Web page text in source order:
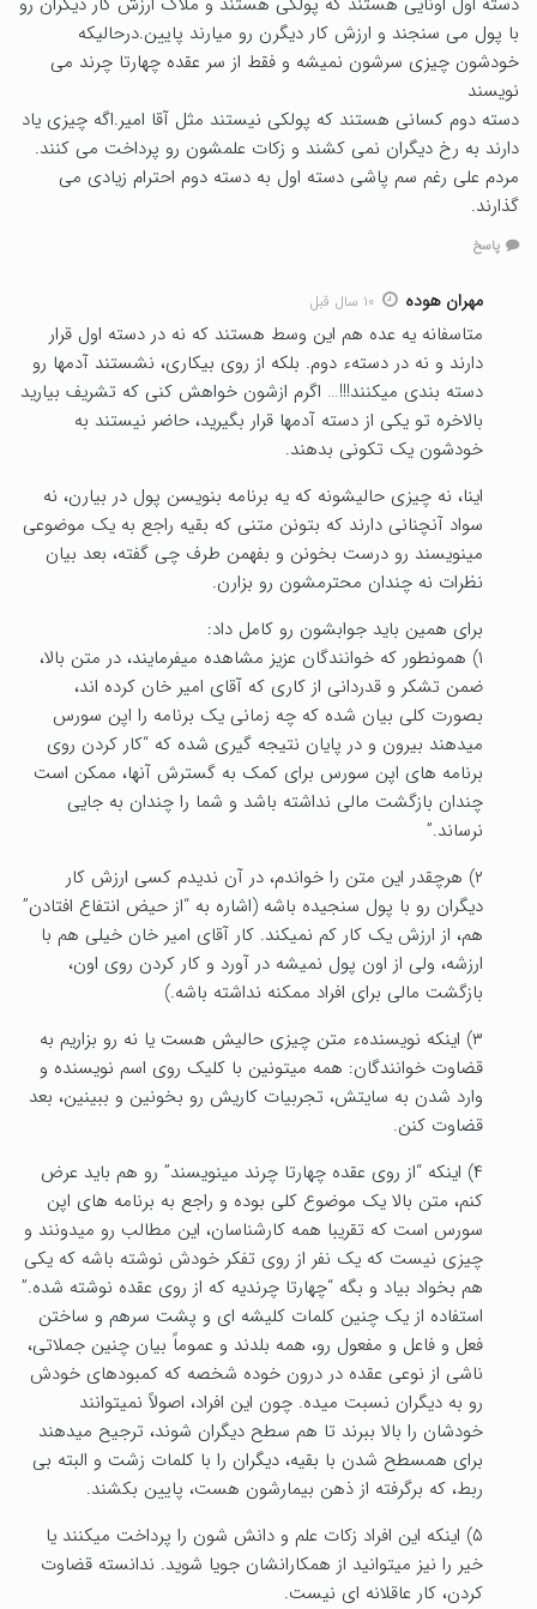
با پول می سنجند و ارزش کار دیگرن رو میارند پایین.درحالیکه
خودشون چیزی سرشون نمیشه و فقط از سر عقده چهارتا چرند می
نویسند
دسته دوم کسانی هستند که پولکی نیستند مثل آقا امیر.اگه چیزی یاد
دارند به رخ دیگران نمی کشند و زکات علمشون رو پرداخت می کنند.
مردم علی رغم سم پاشی دسته اول به دسته دوم احترام زیادی می
گذارند.
پاسخ
مهران هوده ۱۰ سال قبل
متاسفانه یه عده هم این وسط هستند که نه در دسته اول قرار
دارند و نه در دستهء دوم. بلکه از روی بیکاری، نشستند آدمها رو
دسته بندی میکنند!!!… اگرم ازشون خواهش کنی که تشریف بیارید
بالاخره تو یکی از دسته آدمها قرار بگیرید، حاضر نیستند به
خودشون یک تکونی بدهند.
اینا، نه چیزی حالیشونه که یه برنامه بنویسن پول در بیارن، نه
سواد آنچنانی دارند که بتونن متنی که بقیه راجع به یک موضوعی
مینویسند رو درست بخونن و بفهمن طرف چی گفته، بعد بیان
نظرات نه چندان محترمشون رو بزارن.
برای همین باید جوابشون رو کامل داد:
۱) همونطور که خوانندگان عزیز مشاهده میفرمایند، در متن بالا،
ضمن تشکر و قدردانی از کاری که آقای امیر خان کرده اند،
بصورت کلی بیان شده که چه زمانی یک برنامه را اپن سورس
میدهند بیرون و در پایان نتیجه گیری شده که “کار کردن روی
برنامه های اپن سورس برای کمک به گسترش آنها، ممکن است
چندان بازگشت مالی نداشته باشد و شما را چندان به جایی
نرساند.”
۲) هرچقدر این متن را خواندم، در آن ندیدم کسی ارزش کار
دیگران رو با پول سنجیده باشه (اشاره به “از حیض انتفاع افتادن”
هم، از ارزش یک کار کم نمیکند. کار آقای امیر خان خیلی هم با
ارزشه، ولی از اون پول نمیشه در آورد و کار کردن روی اون،
بازگشت مالی برای افراد ممکنه نداشته باشه.)
۳) اینکه نویسندهء متن چیزی حالیش هست یا نه رو بزاریم به
قضاوت خوانندگان: همه میتونین با کلیک روی اسم نویسنده و
وارد شدن به سایتش، تجربیات کاریش رو بخونین و ببینین، بعد
قضاوت کنن.
۴) اینکه “از روی عقده چهارتا چرند مینویسند” رو هم باید عرض
کنم، متن بالا یک موضوع کلی بوده و راجع به برنامه های اپن
سورس است که تقریبا همه کارشناسان، این مطالب رو میدونند و
چیزی نیست که یک نفر از روی تفکر خودش نوشته باشه که یکی
هم بخواد بیاد و بگه “چهارتا چرندیه که از روی عقده نوشته شده.”
استفاده از یک چنین کلمات کلیشه ای و پشت سرهم و ساختن
فعل و فاعل و مفعول رو، همه بلدند و عموماً بیان چنین جملاتی،
ناشی از نوعی عقده در درون خوده شخصه که کمبودهای خودش
رو به دیگران نسبت میده. چون این افراد، اصولاً نمیتوانند
خودشان را بالا ببرند تا هم سطح دیگران شوند، ترجیح میدهند
برای همسطح شدن با بقیه، دیگران را با کلمات زشت و البته بی
ربط، که برگرفته از ذهن بیمارشون هست، پایین بکشند.
۵) اینکه این افراد زکات علم و دانش شون را پرداخت میکنند یا
خیر را نیز میتوانید از همکارانشان جویا شوید. ندانسته قضاوت
کردن، کار عاقلانه ای نیست.